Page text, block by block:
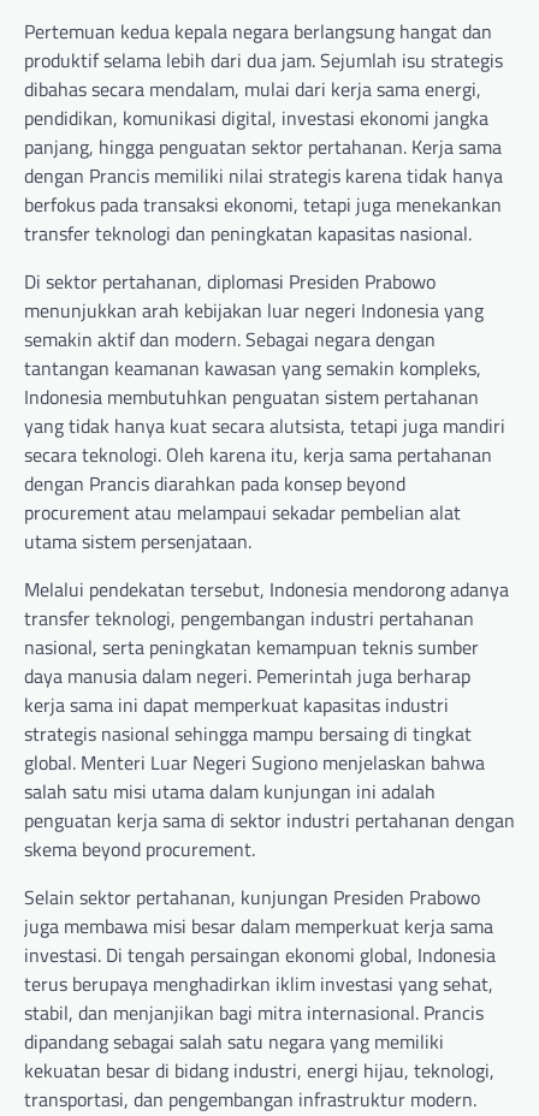
Pertemuan kedua kepala negara berlangsung hangat dan
produktif selama lebih dari dua jam. Sejumlah isu strategis
dibahas secara mendalam, mulai dari kerja sama energi,
pendidikan, komunikasi digital, investasi ekonomi jangka
panjang, hingga penguatan sektor pertahanan. Kerja sama
dengan Prancis memiliki nilai strategis karena tidak hanya
berfokus pada transaksi ekonomi, tetapi juga menekankan
transfer teknologi dan peningkatan kapasitas nasional.
Di sektor pertahanan, diplomasi Presiden Prabowo
menunjukkan arah kebijakan luar negeri Indonesia yang
semakin aktif dan modern. Sebagai negara dengan
tantangan keamanan kawasan yang semakin kompleks,
Indonesia membutuhkan penguatan sistem pertahanan
yang tidak hanya kuat secara alutsista, tetapi juga mandiri
secara teknologi. Oleh karena itu, kerja sama pertahanan
dengan Prancis diarahkan pada konsep beyond
procurement atau melampaui sekadar pembelian alat
utama sistem persenjataan.
Melalui pendekatan tersebut, Indonesia mendorong adanya
transfer teknologi, pengembangan industri pertahanan
nasional, serta peningkatan kemampuan teknis sumber
daya manusia dalam negeri. Pemerintah juga berharap
kerja sama ini dapat memperkuat kapasitas industri
strategis nasional sehingga mampu bersaing di tingkat
global. Menteri Luar Negeri Sugiono menjelaskan bahwa
salah satu misi utama dalam kunjungan ini adalah
penguatan kerja sama di sektor industri pertahanan dengan
skema beyond procurement.
Selain sektor pertahanan, kunjungan Presiden Prabowo
juga membawa misi besar dalam memperkuat kerja sama
investasi. Di tengah persaingan ekonomi global, Indonesia
terus berupaya menghadirkan iklim investasi yang sehat,
stabil, dan menjanjikan bagi mitra internasional. Prancis
dipandang sebagai salah satu negara yang memiliki
kekuatan besar di bidang industri, energi hijau, teknologi,
transportasi, dan pengembangan infrastruktur modern.